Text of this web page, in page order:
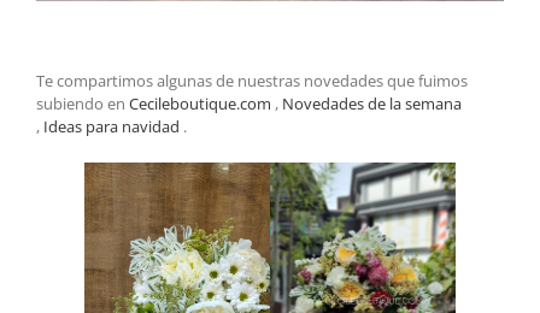
Te compartimos algunas de nuestras novedades que fuimos
subiendo en Cecileboutique.com , Novedades de la semana
, Ideas para navidad .